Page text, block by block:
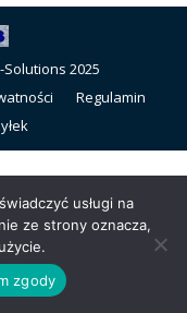
2025
Regulamin
usługi na
ze strony oznacza,
zgody